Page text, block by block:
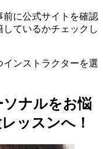
に公式サイトを確認
ているかチェックし
ンストラクターを選
ナルをお悩
ッスンへ！